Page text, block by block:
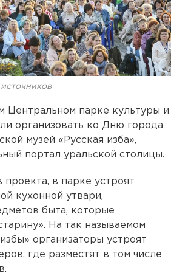
Центральном парке культуры и
организовать ко Дню города
музей «Русская изба»,
портал уральской столицы.
проекта, в парке устроят
кухонной утвари,
быта, которые
На так называемом
организаторы устроят
где разместят в том числе